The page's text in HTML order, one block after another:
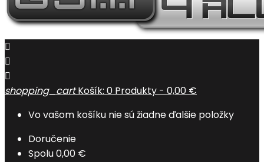



shopping_cart Košík: 0 Produkty - 0,00 €
Vo vašom košíku nie sú žiadne ďalšie položky
Doručenie
Spolu0,00 €